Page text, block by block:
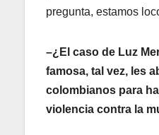
pregunta, estamos
–¿El caso de Luz
famosa, tal vez, les
colombianos para
violencia contra la